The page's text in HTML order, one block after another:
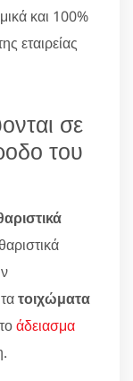
και 100%
εταιρείας
σε
του
τοιχώματα
άδειασμα